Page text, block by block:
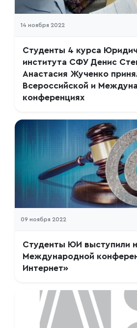
14 ноября 2022
Студенты 4 курса
института СФУ Денис
Анастасия Жученко
Всероссийской и
конференциях
09 ноября 2022
Студенты ЮИ выступили
Международной
Интернет»